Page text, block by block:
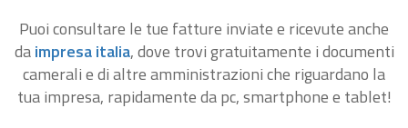
Puoi consultare le tue fatture inviate e ricevute anche
daimpresa italia, dove trovi gratuitamente i documenti
camerali e di altre amministrazioni che riguardano la
tua impresa, rapidamente da pc, smartphone e tablet!